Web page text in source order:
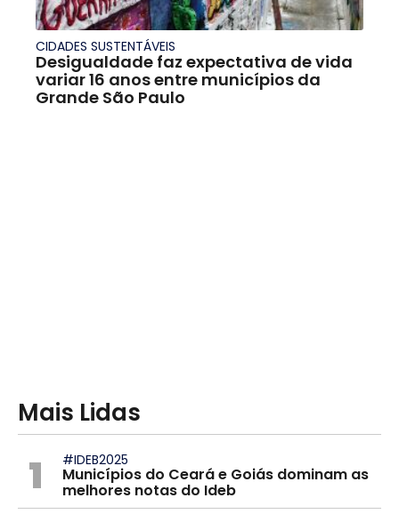
CIDADES SUSTENTÁVEIS
Desigualdade faz expectativa de vida
variar 16 anos entre municípios da
Grande São Paulo
Mais Lidas
1 #IDEB2025
Municípios do Ceará e Goiás dominam as
melhores notas do Ideb